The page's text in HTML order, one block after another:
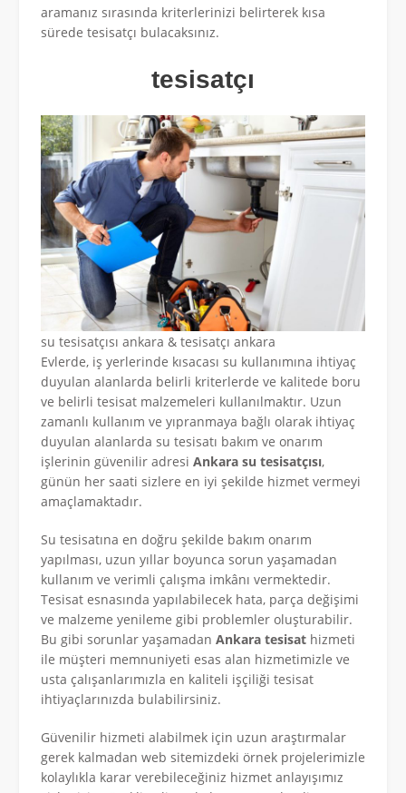
aramanız sırasında kriterlerinizi belirterek kısa
sürede tesisatçı bulacaksınız.
tesisatçı
su tesisatçısı ankara & tesisatçı ankara
Evlerde, iş yerlerinde kısacası su kullanımına ihtiyaç
duyulan alanlarda belirli kriterlerde ve kalitede boru
ve belirli tesisat malzemeleri kullanılmaktır. Uzun
zamanlı kullanım ve yıpranmaya bağlı olarak ihtiyaç
duyulan alanlarda su tesisatı bakım ve onarım
işlerinin güvenilir adresi Ankara su tesisatçısı,
günün her saati sizlere en iyi şekilde hizmet vermeyi
amaçlamaktadır.
Su tesisatına en doğru şekilde bakım onarım
yapılması, uzun yıllar boyunca sorun yaşamadan
kullanım ve verimli çalışma imkânı vermektedir.
Tesisat esnasında yapılabilecek hata, parça değişimi
ve malzeme yenileme gibi problemler oluşturabilir.
Bu gibi sorunlar yaşamadan Ankara tesisat hizmeti
ile müşteri memnuniyeti esas alan hizmetimizle ve
usta çalışanlarımızla en kaliteli işçiliği tesisat
ihtiyaçlarınızda bulabilirsiniz.
Güvenilir hizmeti alabilmek için uzun araştırmalar
gerek kalmadan web sitemizdeki örnek projelerimizle
kolaylıkla karar verebileceğiniz hizmet anlayışımız